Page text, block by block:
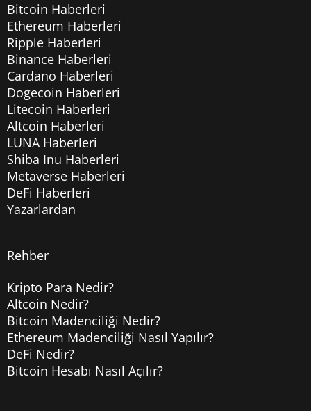
Bitcoin Haberleri
Ethereum Haberleri
Ripple Haberleri
Binance Haberleri
Cardano Haberleri
Dogecoin Haberleri
Litecoin Haberleri
Altcoin Haberleri
LUNA Haberleri
Shiba Inu Haberleri
Metaverse Haberleri
DeFi Haberleri
Yazarlardan
Rehber
Kripto Para Nedir?
Altcoin Nedir?
Bitcoin Madenciliği Nedir?
Ethereum Madenciliği Nasıl Yapılır?
DeFi Nedir?
Bitcoin Hesabı Nasıl Açılır?